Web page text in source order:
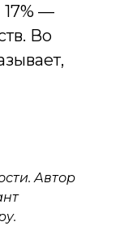
17% —
Во
Автор